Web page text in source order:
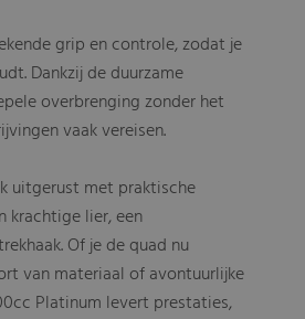
grip en controle, zodat je
Dankzij de duurzame
overbrenging zonder het
vaak vereisen.
uitgerust met praktische
krachtige lier, een
Of je de quad nu
van materiaal of avontuurlijke
Platinum levert prestaties,